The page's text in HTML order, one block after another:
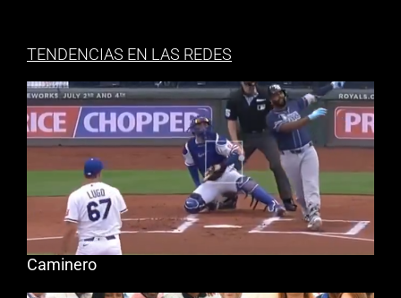
TENDENCIAS EN LAS REDES
Caminero